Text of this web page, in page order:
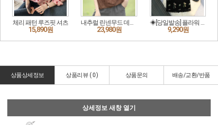
상품상세정보 상품리뷰 (0) 상품문의 배송/교환/반품
상세정보 새창 열기